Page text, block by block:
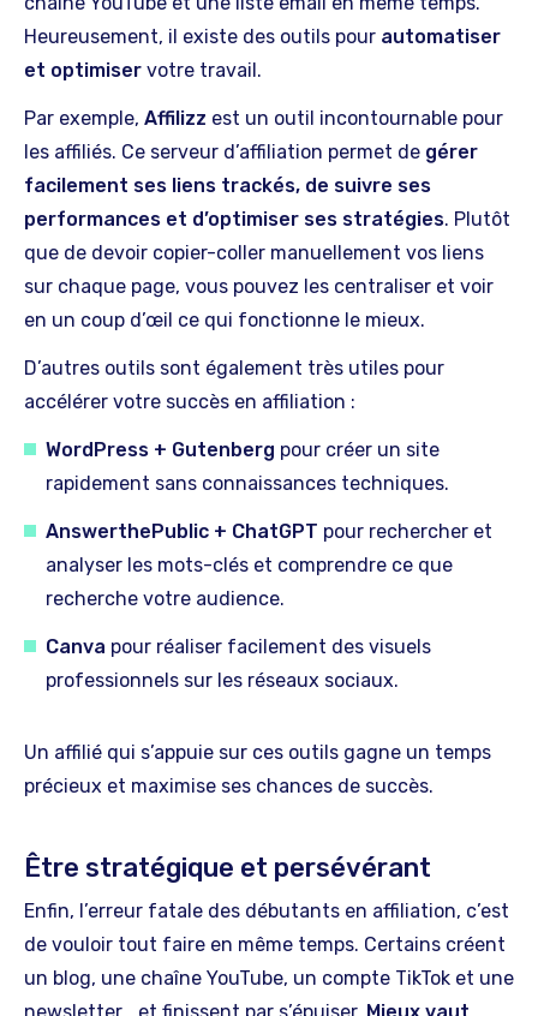
Heureusement, il existe des outils pour automatiser
et optimiser votre travail.
Par exemple, Affilizz est un outil incontournable pour
les affiliés. Ce serveur d’affiliation permet de gérer
facilement ses liens trackés, de suivre ses
performances et d’optimiser ses stratégies. Plutôt
que de devoir copier-coller manuellement vos liens
sur chaque page, vous pouvez les centraliser et voir
en un coup d’œil ce qui fonctionne le mieux.
D’autres outils sont également très utiles pour
accélérer votre succès en affiliation :
WordPress + Gutenberg pour créer un site
rapidement sans connaissances techniques.
AnswerthePublic + ChatGPT pour rechercher et
analyser les mots-clés et comprendre ce que
recherche votre audience.
Canva pour réaliser facilement des visuels
professionnels sur les réseaux sociaux.
Un affilié qui s’appuie sur ces outils gagne un temps
précieux et maximise ses chances de succès.
Être stratégique et persévérant
Enfin, l’erreur fatale des débutants en affiliation, c’est
de vouloir tout faire en même temps. Certains créent
un blog, une chaîne YouTube, un compte TikTok et une